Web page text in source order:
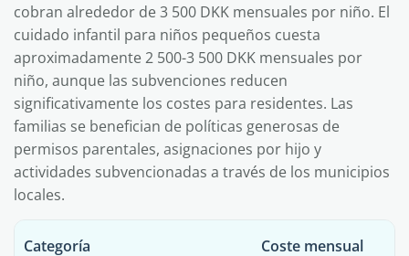
cobran alrededor de 3 500 DKK mensuales por niño. El
cuidado infantil para niños pequeños cuesta
aproximadamente 2 500-3 500 DKK mensuales por
niño, aunque las subvenciones reducen
significativamente los costes para residentes. Las
familias se benefician de políticas generosas de
permisos parentales, asignaciones por hijo y
actividades subvencionadas a través de los municipios
locales.
Categoría Coste mensual